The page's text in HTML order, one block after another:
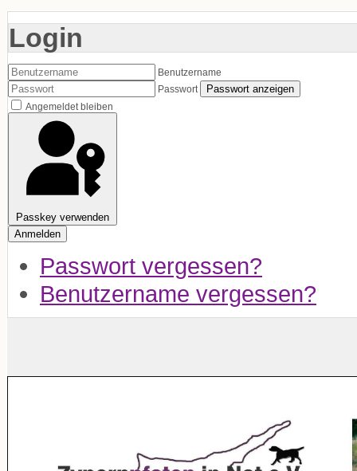
Login
Benutzername
Passwort
Passwort anzeigen
Angemeldet bleiben
Passkey verwenden
Anmelden
Passwort vergessen?
Benutzername vergessen?